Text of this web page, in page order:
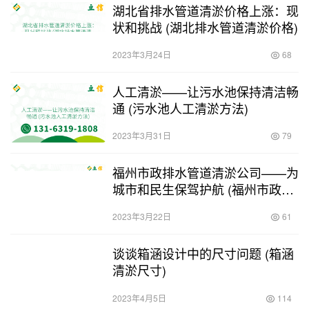
湖北省排水管道清淤价格上涨：现
状和挑战 (湖北排水管道清淤价格)
2023年3月24日 68
人工清淤——让污水池保持清洁畅
通 (污水池人工清淤方法)
2023年3月31日 79
福州市政排水管道清淤公司——为
城市和民生保驾护航 (福州市政排
2023年3月22日 61
谈谈箱涵设计中的尺寸问题 (箱涵
清淤尺寸)
2023年4月5日 114